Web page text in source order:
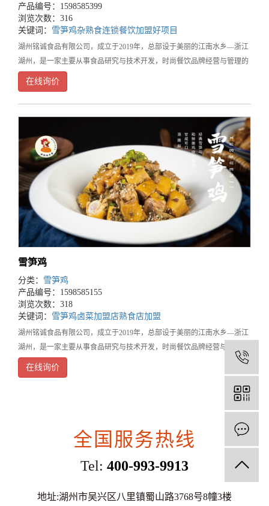
产品编号：1598585399
浏览次数：316
关键词： 雪笋鸡杂熟食连锁餐饮加盟好项目
湖州铭诚食品有限公司，成立于2019年，总部设于美丽的江南水乡—浙江
湖州，是一家主要从事食品研究与技术开发，时尚餐饮品牌经营与管理的
餐饮企业。旗下品牌鲜稻鸡，是集营养健康、时尚温馨、方便快捷为一体
的知名餐饮连锁品牌，湖州三县两区有40家门店
在线询价
雪笋鸡
分类： 雪笋鸡
产品编号：1598585155
浏览次数：318
关键词： 雪笋鸡卤菜加盟店熟食店加盟
湖州铭诚食品有限公司，成立于2019年，总部设于美丽的江南水乡—浙江
湖州，是一家主要从事食品研究与技术开发，时尚餐饮品牌经营与管理的
餐饮企业。旗下品牌鲜稻鸡，是集营养健康、时尚温馨、方便快捷为一体
的知名餐饮连锁品牌，湖州三县两区有40家门店
在线询价
全国服务热线
Tel: 400-993-9913
地址:湖州市吴兴区八里镇蜀山路3768号8幢3楼